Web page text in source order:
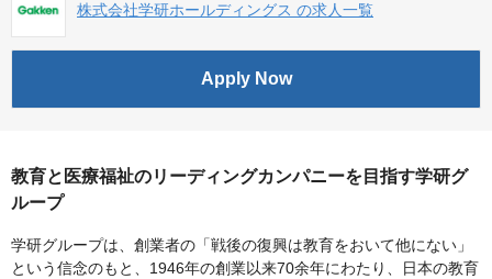
株式会社学研ホールディングス の求人一覧
Apply Now
教育と医療福祉のリーディングカンパニーを目指す学研グ
ループ
学研グループは、創業者の「戦後の復興は教育をおいて他にない」
という信念のもと、1946年の創業以来70余年にわたり、日本の教育